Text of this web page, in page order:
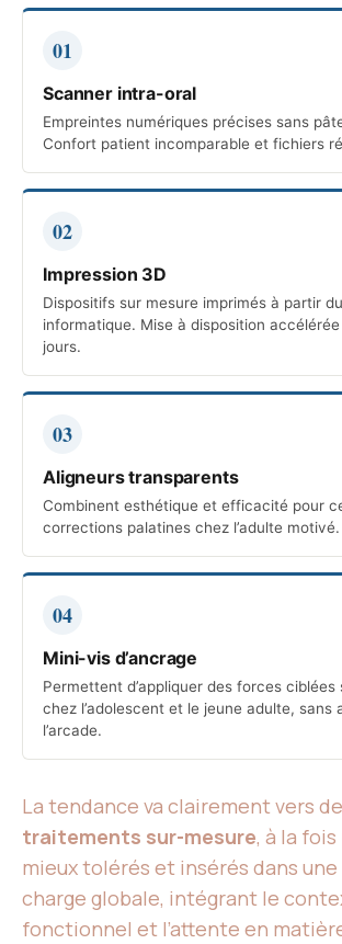
01
Scanner intra-oral
Empreintes numériques précises sans
Confort patient incomparable et fichiers
02
Impression 3D
Dispositifs sur mesure imprimés à partir
informatique. Mise à disposition
jours.
03
Aligneurs transparents
Combinent esthétique et efficacité pour
corrections palatines chez l’adulte motivé.
04
Mini-vis d’ancrage
Permettent d’appliquer des forces ciblées
chez l’adolescent et le jeune adulte, sans
l’arcade.
La tendance va clairement vers
traitements sur-mesure, à la
mieux tolérés et insérés dans
charge globale, intégrant le
fonctionnel et l’attente en